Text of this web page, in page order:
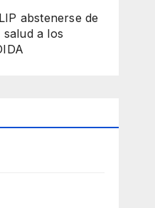
abstenerse de
a los